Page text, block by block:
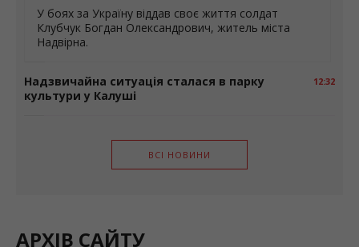
У боях за Україну віддав своє життя солдат
Клубчук Богдан Олександрович, житель міста
Надвірна.
12:32
Надзвичайна ситуація сталася в парку
культури у Калуші
ВСІ НОВИНИ
АРХІВ САЙТУ